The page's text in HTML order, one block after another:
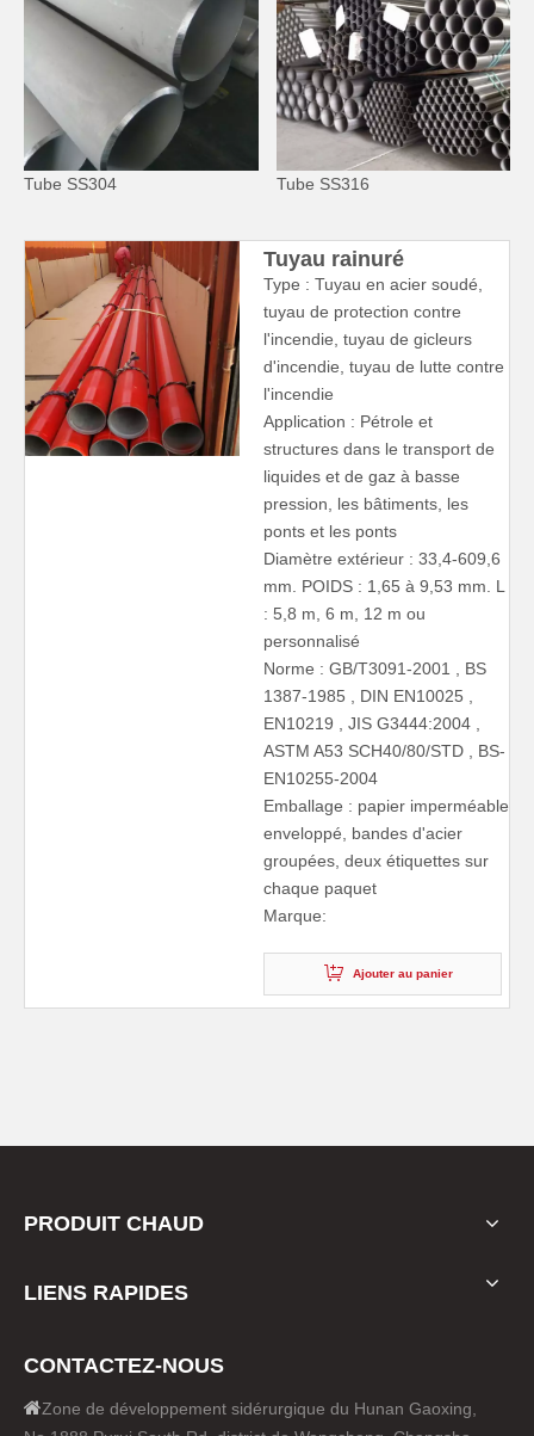
Tube SS304 Tube SS316
Tuyau rainuré
Type : Tuyau en acier soudé,
tuyau de protection contre
l'incendie, tuyau de gicleurs
d'incendie, tuyau de lutte contre
l'incendie
Application : Pétrole et
structures dans le transport de
liquides et de gaz à basse
pression, les bâtiments, les
ponts et les ponts
Diamètre extérieur : 33,4-609,6
mm. POIDS : 1,65 à 9,53 mm. L
: 5,8 m, 6 m, 12 m ou
personnalisé
Norme : GB/T3091-2001 , BS
1387-1985 , DIN EN10025 ,
EN10219 , JIS G3444:2004 ,
ASTM A53 SCH40/80/STD , BS-
EN10255-2004
Emballage : papier imperméable
enveloppé, bandes d'acier
groupées, deux étiquettes sur
chaque paquet
Marque:
Ajouter au panier
PRODUIT CHAUD
LIENS RAPIDES
CONTACTEZ-NOUS
Zone de développement sidérurgique du Hunan Gaoxing,